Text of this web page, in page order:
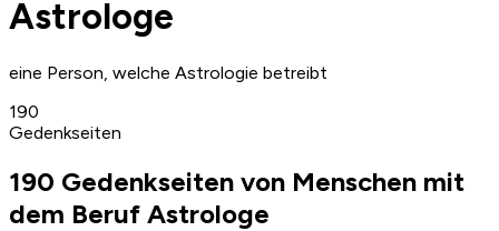
Astrologe
eine Person, welche Astrologie betreibt
190
Gedenkseiten
190 Gedenkseiten von Menschen mit
dem Beruf Astrologe